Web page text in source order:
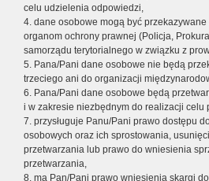
celu udzielenia odpowiedzi,
4. dane osobowe mogą być
organom ochrony prawnej (Policja,
samorządu terytorialnego w związku z
5. Pana/Pani dane osobowe nie będą
trzeciego ani do organizacji
6. Pana/Pani dane osobowe będą
i w zakresie niezbędnym do realizacji celu
7. przysługuje Panu/Pani prawo dostępu
osobowych oraz ich sprostowania,
przetwarzania lub prawo do wniesienia
przetwarzania,
8. ma Pan/Pani prawo wniesienia skargi